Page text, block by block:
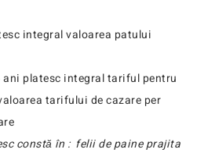
integral valoarea patului
ani platesc integral tariful pentru
tarifului de cazare per
constă în : felii de paine prajita